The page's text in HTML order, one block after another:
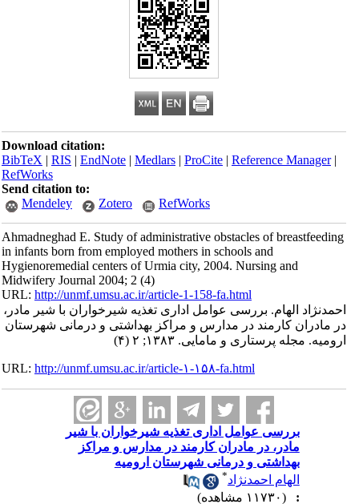
Download citation:
BibTeX|RIS|EndNote|Medlars|ProCite|Reference Manager
RefWorks
Send citation to:
Mendeley
Zotero RefWorks
Ahmadneghad E. Study of administrative obstacles of breastfeeding
in infants born from employed mothers in schools and
Hygienoremedial centers of Urmia city, 2004. Nursing and
Midwifery Journal 2004; 2 (4)
URL:http://unmf.umsu.ac.ir/article-1-158-fa.html
احمدنژاد الهام. بررسی عوامل اداری تغذیه شیرخواران با شیر مادر،
در مادران کارمند در مدارس و مراکز بهداشتی و درمانی شهرستان
ارومیه. مجله پرستاری و مامایی. ۱۳۸۳; ۲ (۴)
URL:http://unmf.umsu.ac.ir/article-۱-۱۵۸-fa.html
بررسی عوامل اداری تغذیه شیرخواران با شیر
مادر، در مادران کارمند در مدارس و مراکز
بهداشتی و درمانی شهرستان ارومیه
الهام احمدنژاد *